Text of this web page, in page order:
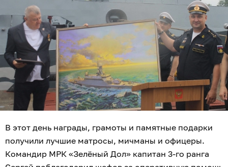
В этот день награды, грамоты и памятные подарки
получили лучшие матросы, мичманы и офицеры.
Командир МРК «Зелёный Дол» капитан 3-го ранга